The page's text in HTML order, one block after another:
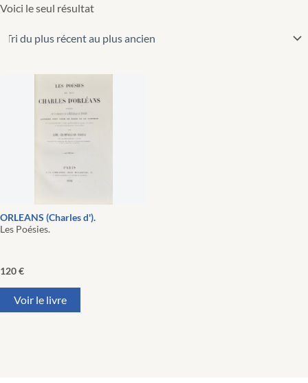
Voici le seul résultat
ORLEANS (Charles d').
Les Poésies.
120€
Voir le livre